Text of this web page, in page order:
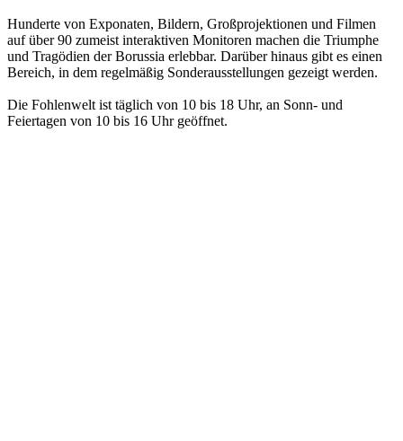
Hunderte von Exponaten, Bildern, Großprojektionen und Filmen
auf über 90 zumeist interaktiven Monitoren machen die Triumphe
und Tragödien der Borussia erlebbar. Darüber hinaus gibt es einen
Bereich, in dem regelmäßig Sonderausstellungen gezeigt werden.
Die Fohlenwelt ist täglich von 10 bis 18 Uhr, an Sonn- und
Feiertagen von 10 bis 16 Uhr geöffnet.